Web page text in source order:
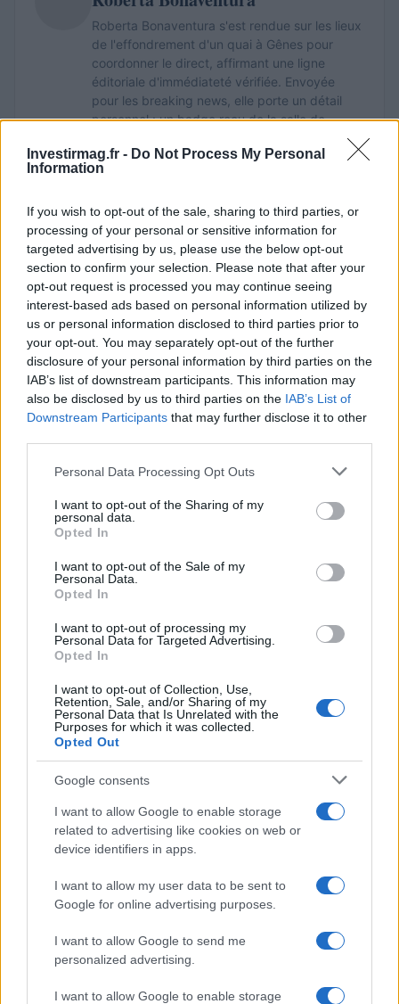
Investirmag.fr - Do Not Process My Personal
Information
If you wish to opt-out of the sale, sharing to third parties, or
processing of your personal or sensitive information for
targeted advertising by us, please use the below opt-out
section to confirm your selection. Please note that after your
opt-out request is processed you may continue seeing
interest-based ads based on personal information utilized by
us or personal information disclosed to third parties prior to
your opt-out. You may separately opt-out of the further
disclosure of your personal information by third parties on the
IAB’s list of downstream participants. This information may
also be disclosed by us to third parties on the IAB’s List of
Downstream Participants that may further disclose it to other
Please note that this website/app uses one or more Google
not limited to your visit or usage behaviour. You may click to
grant or deny consent to Google and its third-party tags to
use your data for below specified purposes in below Google
consent section.
Personal Data Processing Opt Outs
I want to opt-out of the Sharing of my
personal data.
Opted In
I want to opt-out of the Sale of my
Personal Data.
Opted In
I want to opt-out of processing my
Personal Data for Targeted Advertising.
Opted In
I want to opt-out of Collection, Use,
Retention, Sale, and/or Sharing of my
Personal Data that Is Unrelated with the
Purposes for which it was collected.
Opted Out
Google consents
I want to allow Google to enable storage
related to advertising like cookies on web or
device identifiers in apps.
I want to allow my user data to be sent to
Google for online advertising purposes.
I want to allow Google to send me
personalized advertising.
I want to allow Google to enable storage
Roberta Bonaventura s'est rendue sur les lieux
de l'effondrement d'un quai à Gênes pour
coordonner le direct, affirmant une ligne
éditoriale d'immédiateté vérifiée. Envoyée
pour les breaking news, elle porte un détail
personnel : un badge reçu de la salle de
Continuez la lecture
LA FINANCE
Exploration des modèles de médecine de conciergerie et de
soins primaires directs
LA FINANCE